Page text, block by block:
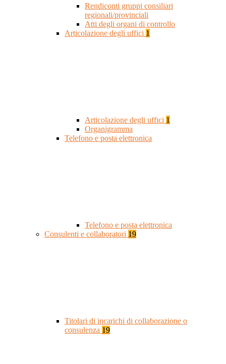
Rendiconti gruppi consiliari
regionali/provinciali
Atti degli organi di controllo
Articolazione degli uffici 1
Articolazione degli uffici 1
Organigramma
Telefono e posta elettronica
Telefono e posta elettronica
Consulenti e collaboratori 19
Titolari di incarichi di collaborazione o
consulenza 19